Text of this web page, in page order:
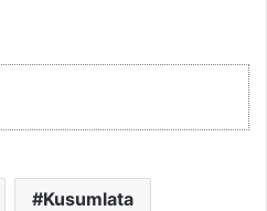
Kusumlata